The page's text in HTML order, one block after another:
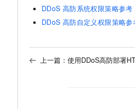
DDoS 高防系统权限策略参考
DDoS 高防自定义权限策略参
上一篇： 使用DDoS高防部署